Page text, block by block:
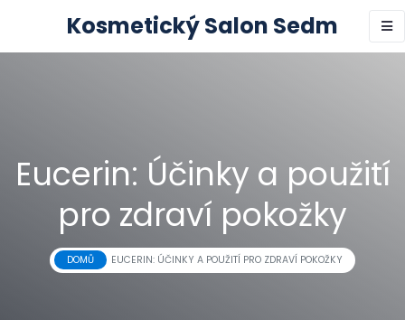
Kosmetický Salon Sedm
Eucerin: Účinky a použití
pro zdraví pokožky
DOMŮ EUCERIN: ÚČINKY A POUŽITÍ PRO ZDRAVÍ POKOŽKY